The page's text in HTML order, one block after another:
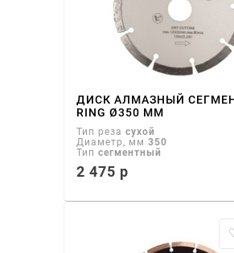
ДИСК АЛМАЗНЫЙ
RING Ø350 ММ
Тип реза сухой
Диаметр, мм 350
Тип сегментный
2 475 р